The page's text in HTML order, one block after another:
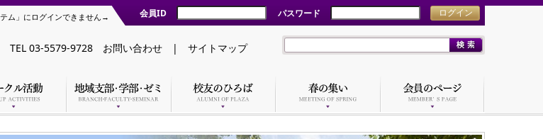
ム」にログインできません→ 会員ID パスワード ログイン
TEL 03-5579-9728 お問い合わせ | サイトマップ